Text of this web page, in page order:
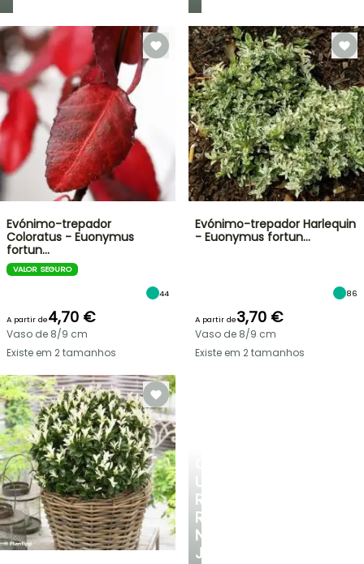
UM
RECANTO
REFRESCANTE
NO
JARDIM
Evónimo-trepador
Coloratus - Euonymus
fortun…
VALOR SEGURO
44
A partir de4,70 €
Vaso de 8/9 cm
Existe em 2 tamanhos
Evónimo-trepador Harlequin
- Euonymus fortun…
86
A partir de3,70 €
Vaso de 8/9 cm
Existe em 2 tamanhos